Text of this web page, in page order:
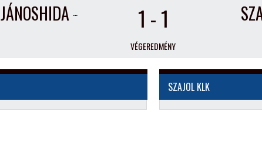
JÁNOSHIDA SE 1 -1
VÉGEREDMÉNY
SZAJOL KLK